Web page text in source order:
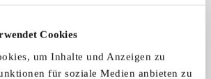
Cookies
um Inhalte und Anzeigen zu
für soziale Medien anbieten zu
Sie dann Ihre Daten über das
393 an. Unsere Verkäufer beantworten
oder erstellen sogar ein
Video für Sie. Wir bieten